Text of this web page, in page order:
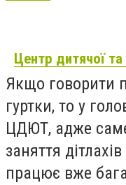
Центр дитячої
Якщо говорити
гуртки, то у
ЦДЮТ, адже
заняття
працює вже